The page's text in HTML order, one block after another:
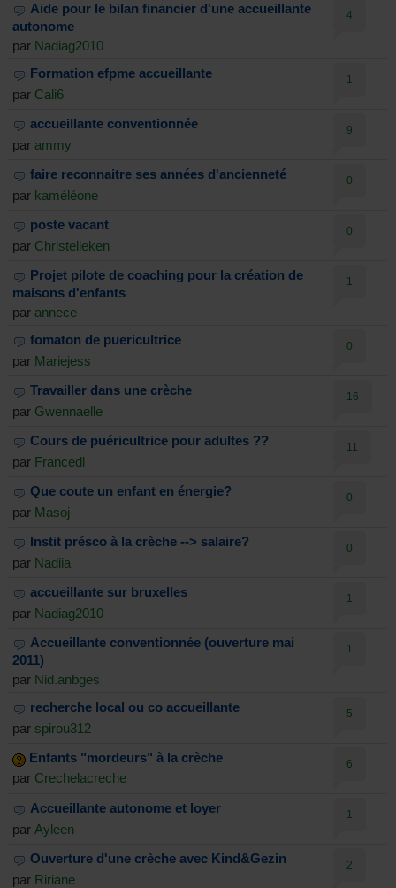
Aide pour le bilan financier d'une accueillante
autonome
par Nadiag2010
4
Formation efpme accueillante
par Cali6
1
accueillante conventionnée
par ammy
9
faire reconnaitre ses années d'ancienneté
par kaméléone
0
poste vacant
par Christelleken
0
Projet pilote de coaching pour la création de
maisons d'enfants
par annece
1
fomaton de puericultrice
par Mariejess
0
Travailler dans une crèche
par Gwennaelle
16
Cours de puéricultrice pour adultes ??
par Francedl
11
Que coute un enfant en énergie?
par Masoj
0
Instit présco à la crèche --> salaire?
par Nadiia
0
accueillante sur bruxelles
par Nadiag2010
1
Accueillante conventionnée (ouverture mai
2011)
par Nid.anbges
1
recherche local ou co accueillante
par spirou312
5
Enfants "mordeurs" à la crèche
par Crechelacreche
6
Accueillante autonome et loyer
par Ayleen
1
Ouverture d'une crèche avec Kind&Gezin
par Ririane
2